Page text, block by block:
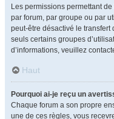
Les permissions permettant
par forum, par groupe ou par
peut-être désactivé le
seuls certains groupes
d’informations, veuillez
Haut
Pourquoi ai-je reçu un
Chaque forum a son propre
une de ces règles, vous